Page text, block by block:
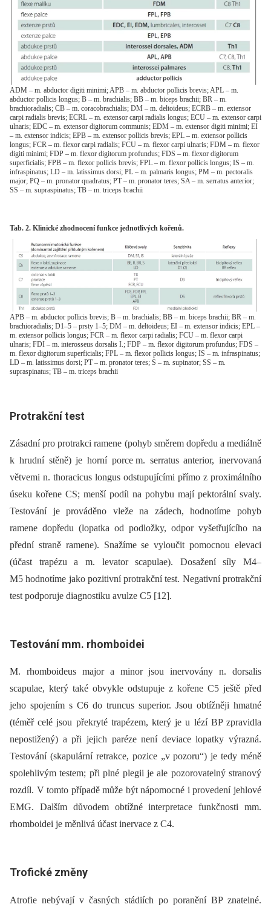
ADM – m. abductor digiti minimi; APB – m. abductor pollicis brevis; APL – m.
abductor pollicis longus; B – m. brachialis; BB – m. biceps brachii; BR – m.
brachioradialis; CB – m. coracobrachialis; DM – m. deltoideus; ECRB – m. extensor
carpi radialis brevis; ECRL – m. extensor carpi radialis longus; ECU – m. extensor carpi
ulnaris; EDC – m. extensor digitorum communis; EDM – m. extensor digiti minimi; EI
– m. extensor indicis; EPB – m. extensor pollicis brevis; EPL – m. extensor pollicis
longus; FCR – m. flexor carpi radialis; FCU – m. flexor carpi ulnaris; FDM – m. flexor
digiti minimi; FDP – m. flexor digitorum profundus; FDS – m. flexor digitorum
superficialis; FPB – m. flexor pollicis brevis; FPL – m. flexor pollicis longus; IS – m.
infraspinatus; LD – m. latissimus dorsi; PL – m. palmaris longus; PM – m. pectoralis
major; PQ – m. pronator quadratus; PT – m. pronator teres; SA – m. serratus anterior;
SS – m. supraspinatus; TB – m. triceps brachii
Tab. 2. Klinické zhodnocení funkce jednotlivých kořenů.
APB – m. abductor pollicis brevis; B – m. brachialis; BB – m. biceps brachii; BR – m.
brachioradialis; D1–5 – prsty 1–5; DM – m. deltoideus; EI – m. extensor indicis; EPL –
m. extensor pollicis longus; FCR – m. flexor carpi radialis; FCU – m. flexor carpi
ulnaris; FDI – m. interosseus dorsalis I.; FDP – m. flexor digitorum profundus; FDS –
m. flexor digitorum superficialis; FPL – m. flexor pollicis longus; IS – m. infraspinatus;
LD – m. latissimus dorsi; PT – m. pronator teres; S – m. supinator; SS – m.
supraspinatus; TB – m. triceps brachii
Protrakční test
Zásadní pro protrakci ramene (pohyb směrem dopředu a mediálně
k hrudní stěně) je horní porce m. serratus anterior, inervovaná
větvemi n. thoracicus longus odstupujícími přímo z proximálního
úseku kořene CS; menší podíl na pohybu mají pektorální svaly.
Testování je prováděno vleže na zádech, hodnotíme pohyb
ramene dopředu (lopatka od podložky, odpor vyšetřujícího na
přední straně ramene). Snažíme se vyloučit pomocnou elevaci
(účast trapézu a m. levator scapulae). Dosažení síly M4–
M5 hodnotíme jako pozitivní protrakční test. Negativní protrakční
test podporuje dia­gnostiku avulze C5 [12].
Testování mm. rhomboidei
M. rhomboideus major a minor jsou inervovány n. dorsalis
scapulae, který také obvykle odstupuje z kořene C5 ještě před
jeho spojením s C6 do truncus superior. Jsou obtížněji hmatné
(téměř celé jsou překryté trapézem, který je u lézí BP zpravidla
nepostižený) a při jejich paréze není deviace lopatky výrazná.
Testování (skapulární retrakce, pozice „v pozoru“) je tedy méně
spolehlivým testem; při plné plegii je ale pozorovatelný stranový
rozdíl. V tomto případě může být nápomocné i provedení jehlové
EMG. Dalším důvodem obtížné interpretace funkčnosti mm.
rhomboidei je měnlivá účast inervace z C4.
Trofické změny
Atrofie nebývají v časných stádiích po poranění BP znatelné.